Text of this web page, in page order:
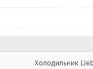
Холодильник